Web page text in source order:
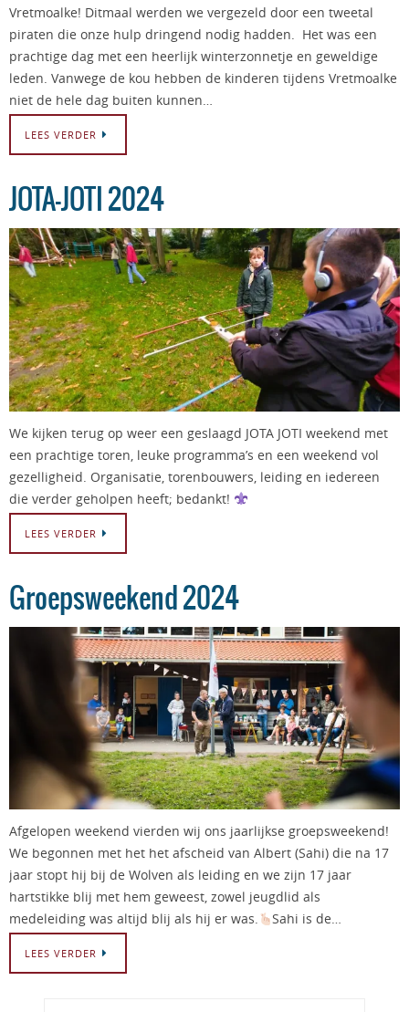
Vretmoalke! Ditmaal werden we vergezeld door een tweetal
piraten die onze hulp dringend nodig hadden. Het was een
prachtige dag met een heerlijk winterzonnetje en geweldige
leden. Vanwege de kou hebben de kinderen tijdens Vretmoalke
niet de hele dag buiten kunnen…
LEES VERDER
JOTA-JOTI 2024
We kijken terug op weer een geslaagd JOTA JOTI weekend met
een prachtige toren, leuke programma’s en een weekend vol
gezelligheid. Organisatie, torenbouwers, leiding en iedereen
die verder geholpen heeft; bedankt!
LEES VERDER
Groepsweekend 2024
Afgelopen weekend vierden wij ons jaarlijkse groepsweekend!
We begonnen met het het afscheid van Albert (Sahi) die na 17
jaar stopt hij bij de Wolven als leiding en we zijn 17 jaar
hartstikke blij met hem geweest, zowel jeugdlid als
medeleiding was altijd blij als hij er was.
Sahi is de…
LEES VERDER